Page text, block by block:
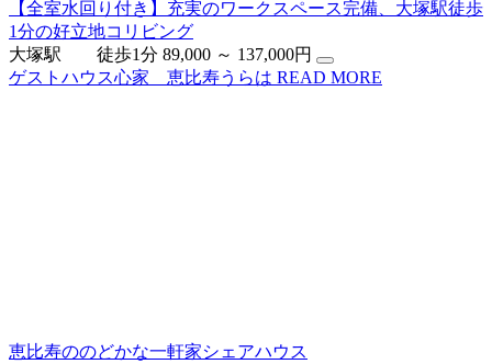
【全室水回り付き】充実のワークスペース完備、大塚駅徒歩
1分の好立地コリビング
大塚駅 徒歩1分 89,000 ～ 137,000円
ゲストハウス心家 恵比寿うらは READ MORE
恵比寿ののどかな一軒家シェアハウス